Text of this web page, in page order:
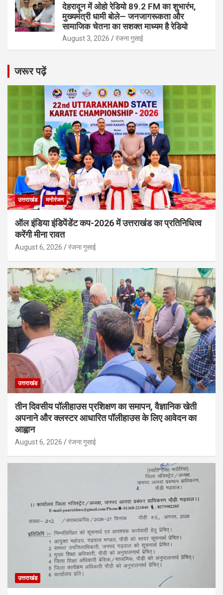
देहरादून में ओहो रेडियो 89.2 FM का शुभारंभ,
मुख्यमंत्री धामी बोले— जनजागरूकता और
सामाजिक चेतना का सशक्त माध्यम है रेडियो
August 3, 2026 रंजना गुसाई
जरूर पढ़ें
उत्तराखंड मनोरंजन
ऑल इंडिया इंडिपेंडेंट कप-2026 में उत्तराखंड का प्रतिनिधित्व
करेंगी मीना रावत
August 6, 2026 रंजना गुसाई
उत्तराखंड
तीन दिवसीय पॉलीहाउस प्रशिक्षण का समापन, वैज्ञानिक खेती
अपनाने और क्लस्टर आधारित पॉलीहाउस के लिए आवेदन का
आह्वान
August 6, 2026 रंजना गुसाई
उत्तराखंड